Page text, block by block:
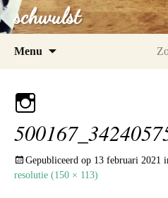
schwulst
Menu
Gepubliceerd op 13 februari 2021
resolutie (150 × 113)